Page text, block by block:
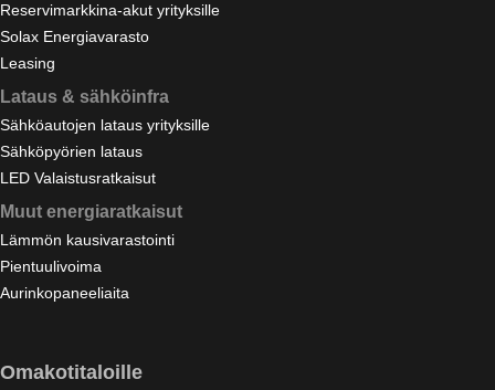
Reservimarkkina-akut yrityksille
Solax Energiavarasto
Leasing
Lataus & sähköinfra
Sähköautojen lataus yrityksille
Sähköpyörien lataus
LED Valaistusratkaisut
Muut energiaratkaisut
Lämmön kausivarastointi
Pientuulivoima
Aurinkopaneeliaita
Omakotitaloille